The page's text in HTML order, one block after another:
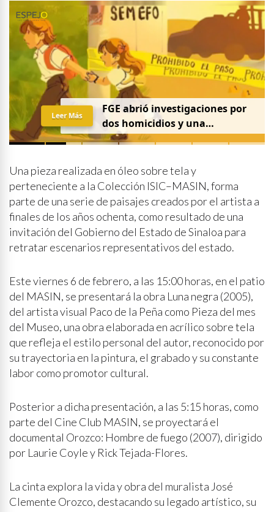
FGE abrió investigaciones por
dos homicidios y una
desaparición el 7 de agosto
Leer Más
Una pieza realizada en óleo sobre tela y
perteneciente a la Colección ISIC–MASIN, forma
parte de una serie de paisajes creados por el artista a
finales de los años ochenta, como resultado de una
invitación del Gobierno del Estado de Sinaloa para
retratar escenarios representativos del estado.
Este viernes 6 de febrero, a las 15:00 horas, en el patio
del MASIN, se presentará la obra Luna negra (2005),
del artista visual Paco de la Peña como Pieza del mes
del Museo, una obra elaborada en acrílico sobre tela
que refleja el estilo personal del autor, reconocido por
su trayectoria en la pintura, el grabado y su constante
labor como promotor cultural.
Posterior a dicha presentación, a las 5:15 horas, como
parte del Cine Club MASIN, se proyectará el
documental Orozco: Hombre de fuego (2007), dirigido
por Laurie Coyle y Rick Tejada-Flores.
La cinta explora la vida y obra del muralista José
Clemente Orozco, destacando su legado artístico, su